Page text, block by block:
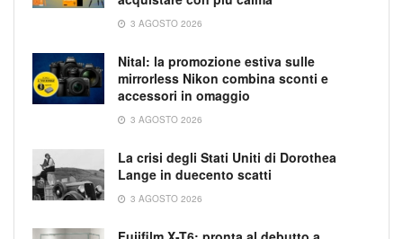
3 AGOSTO 2026
Nital: la promozione estiva sulle
mirrorless Nikon combina sconti e
accessori in omaggio
3 AGOSTO 2026
La crisi degli Stati Uniti di Dorothea
Lange in duecento scatti
3 AGOSTO 2026